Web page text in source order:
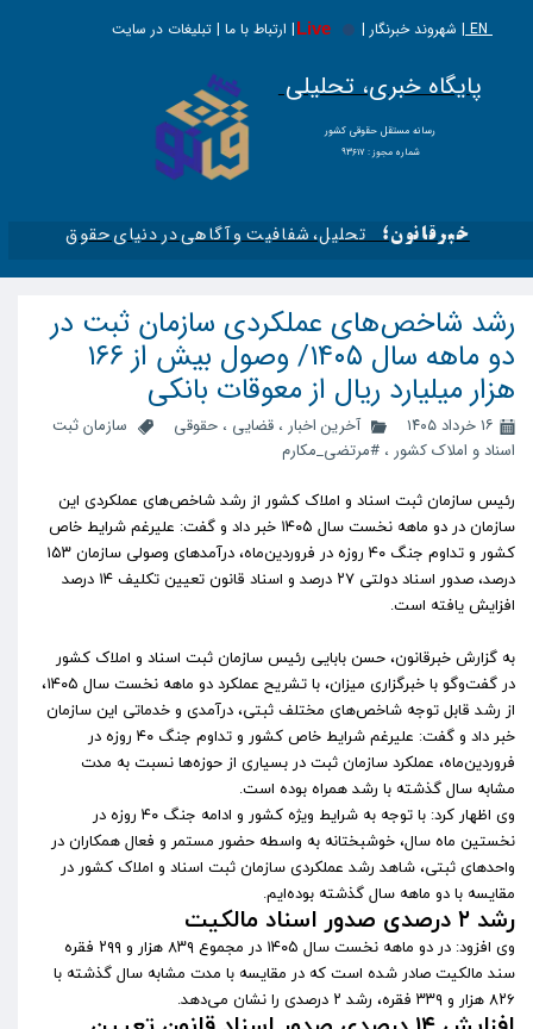
EN | شهروند خبرنگار | | ارتباط با ما | تبلیغات در سایت
Live
پایگاه خبری، تحلیلی
​​​​رسانه مستقل حقوقی کشور
شماره مجوز : ۹۳۶۱۷
خبرقانون؛ تحلیل، شفافیت و آگاهی در دنیای حقوق​​​​​​​
رشد شاخص‌های عملکردی سازمان ثبت در
دو ماهه سال ۱۴۰۵/ وصول بیش از ۱۶۶
هزار میلیارد ریال از معوقات بانکی
۱۶ خرداد ۱۴۰۵ آخرین اخبار ، قضایی ، حقوقی
سازمان ثبت
اسناد و املاک کشور ، #مرتضی_مکارم
رئیس سازمان ثبت اسناد و املاک کشور از رشد شاخص‌های عملکردی این
سازمان در دو ماهه نخست سال ۱۴۰۵ خبر داد و گفت: علیرغم شرایط خاص
کشور و تداوم جنگ ۴۰ روزه در فروردین‌ماه، درآمد‌های وصولی سازمان ۱۵۳
درصد، صدور اسناد دولتی ۲۷ درصد و اسناد قانون تعیین تکلیف ۱۴ درصد
افزایش یافته است.
به گزارش خبرقانون، حسن بابایی رئیس سازمان ثبت اسناد و املاک کشور
در گفت‌وگو با خبرگزاری میزان، با تشریح عملکرد دو ماهه نخست سال ۱۴۰۵،
از رشد قابل توجه شاخص‌های مختلف ثبتی، درآمدی و خدماتی این سازمان
خبر داد و گفت: علیرغم شرایط خاص کشور و تداوم جنگ ۴۰ روزه در
فروردین‌ماه، عملکرد سازمان ثبت در بسیاری از حوزه‌ها نسبت به مدت
مشابه سال گذشته با رشد همراه بوده است.
وی اظهار کرد: با توجه به شرایط ویژه کشور و ادامه جنگ ۴۰ روزه در
نخستین ماه سال، خوشبختانه به واسطه حضور مستمر و فعال همکاران در
واحد‌های ثبتی، شاهد رشد عملکردی سازمان ثبت اسناد و املاک کشور در
مقایسه با دو ماهه سال گذشته بوده‌ایم.
رشد ۲ درصدی صدور اسناد مالکیت
وی افزود: در دو ماهه نخست سال ۱۴۰۵ در مجموع ۸۳۹ هزار و ۲۹۹ فقره
سند مالکیت صادر شده است که در مقایسه با مدت مشابه سال گذشته با
۸۲۶ هزار و ۳۳۹ فقره، رشد ۲ درصدی را نشان می‌دهد.